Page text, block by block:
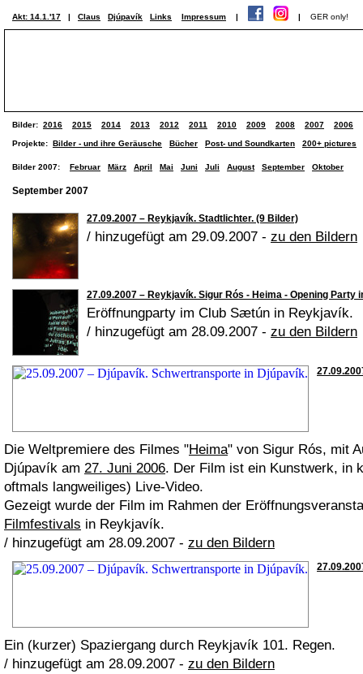
Akt: 14.1.'17 | Claus Djúpavík Links Impressum | | GER only!
Bilder: 2016 2015 2014 2013 2012 2011 2010 2009 2008 2007 2006
Projekte: Bilder - und ihre Geräusche Bücher Post- und Soundkarten 200+ pictures
Bilder 2007: Februar März April Mai Juni Juli August September Oktober
September 2007
27.09.2007 – Reykjavík. Stadtlichter. (9 Bilder)
/ hinzugefügt am 29.09.2007 - zu den Bildern
27.09.2007 – Reykjavík. Sigur Rós - Heima - Opening Party
Eröffnungparty im Club Sætún in Reykjavík.
/ hinzugefügt am 28.09.2007 - zu den Bildern
Die Weltpremiere des Filmes "Heima" von Sigur Rós, mit
Djúpavík am 27. Juni 2006. Der Film ist ein Kunstwerk, in
oftmals langweiliges) Live-Video.
Gezeigt wurde der Film im Rahmen der
Filmfestivals in Reykjavík.
/ hinzugefügt am 28.09.2007 - zu den Bildern
Ein (kurzer) Spaziergang durch Reykjavík 101. Regen.
/ hinzugefügt am 28.09.2007 - zu den Bildern